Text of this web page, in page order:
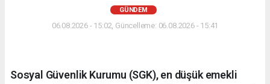
GÜNDEM
06.08.2026 - 15:02, Güncelleme: 06.08.2026 - 15:41
Sosyal Güvenlik Kurumu (SGK), en düşük emekli